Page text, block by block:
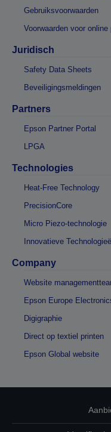
Gebruiksvoorwaarden
Voorwaarden voor online
Juridisch
Safety Data Sheets
Beveiligingsmeldingen
Partners
Epson Partner Portal
LPGA
Technologies
Heat-Free Technology
PrecisionCore
Micro Piezo-technologie
Innovatieve
Company
Website
Epson Europe
Digigraphie
Direct op textiel printen
Epson Global website